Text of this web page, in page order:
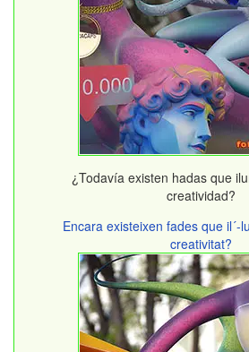
¿Todavía existen hadas que
creatividad?
Encara existeixen fades que il´-
creativitat?